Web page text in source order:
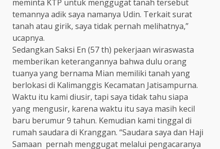
meminta KTP untuk menggugat tanah tersebut
temannya adik saya namanya Udin. Terkait surat
tanah atau girik, saya tidak pernah melihatnya,”
ucapnya.
Sedangkan Saksi En (57 th) pekerjaan wiraswasta
memberikan keterangannya bahwa dulu orang
tuanya yang bernama Mian memiliki tanah yang
berlokasi di Kalimanggis Kecamatan Jatisampurna.
Waktu itu kami diusir, tapi saya tidak tahu siapa
yang mengusir, karena waktu itu saya masih kecil
baru berumur 9 tahun. Kemudian kami tinggal di
rumah saudara di Kranggan. “Saudara saya dan Haji
Samaan pernah menggugat melalui pengacaranya